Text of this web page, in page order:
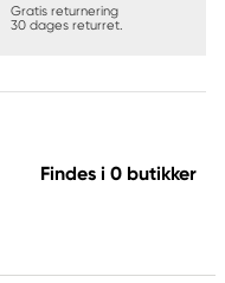
Gratis returnering
30 dages returret.
Findes i 0 butikker